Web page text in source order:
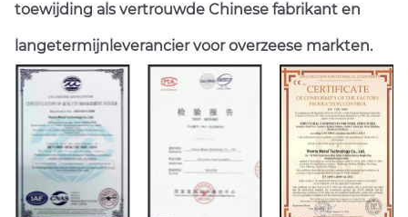
toewijding als vertrouwde Chinese fabrikant en
langetermijnleverancier voor overzeese markten.